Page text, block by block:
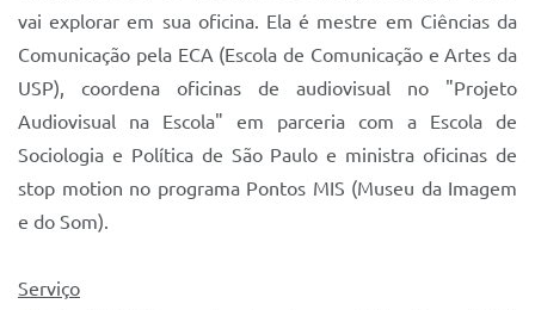
vai explorar em sua oficina. Ela é mestre em Ciências da
Comunicação pela ECA (Escola de Comunicação e Artes da
USP), coordena oficinas de audiovisual no "Projeto
Audiovisual na Escola" em parceria com a Escola de
Sociologia e Política de São Paulo e ministra oficinas de
stop motion no programa Pontos MIS (Museu da Imagem
e do Som).
Serviço